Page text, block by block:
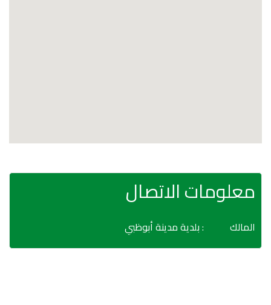
معلومات الاتصال
المالك : بلدية مدينة أبوظبي